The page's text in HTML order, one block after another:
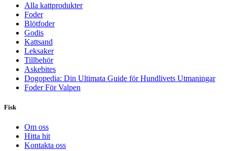
Alla kattprodukter
Foder
Blötfoder
Godis
Kattsand
Leksaker
Tillbehör
Askebites
Dogopedia: Din Ultimata Guide för Hundlivets Utmaningar
Foder För Valpen
Fisk
Om oss
Hitta hit
Kontakta oss